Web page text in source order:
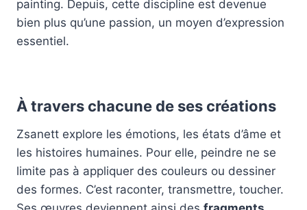
painting. Depuis, cette discipline est devenue
bien plus qu’une passion, un moyen d’expression
essentiel.
À travers chacune de ses créations
Zsanett explore les émotions, les états d’âme et
les histoires humaines. Pour elle, peindre ne se
limite pas à appliquer des couleurs ou dessiner
des formes. C’est raconter, transmettre, toucher.